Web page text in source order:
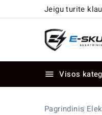
Jeigu turite
 Visos
Pagrindinis